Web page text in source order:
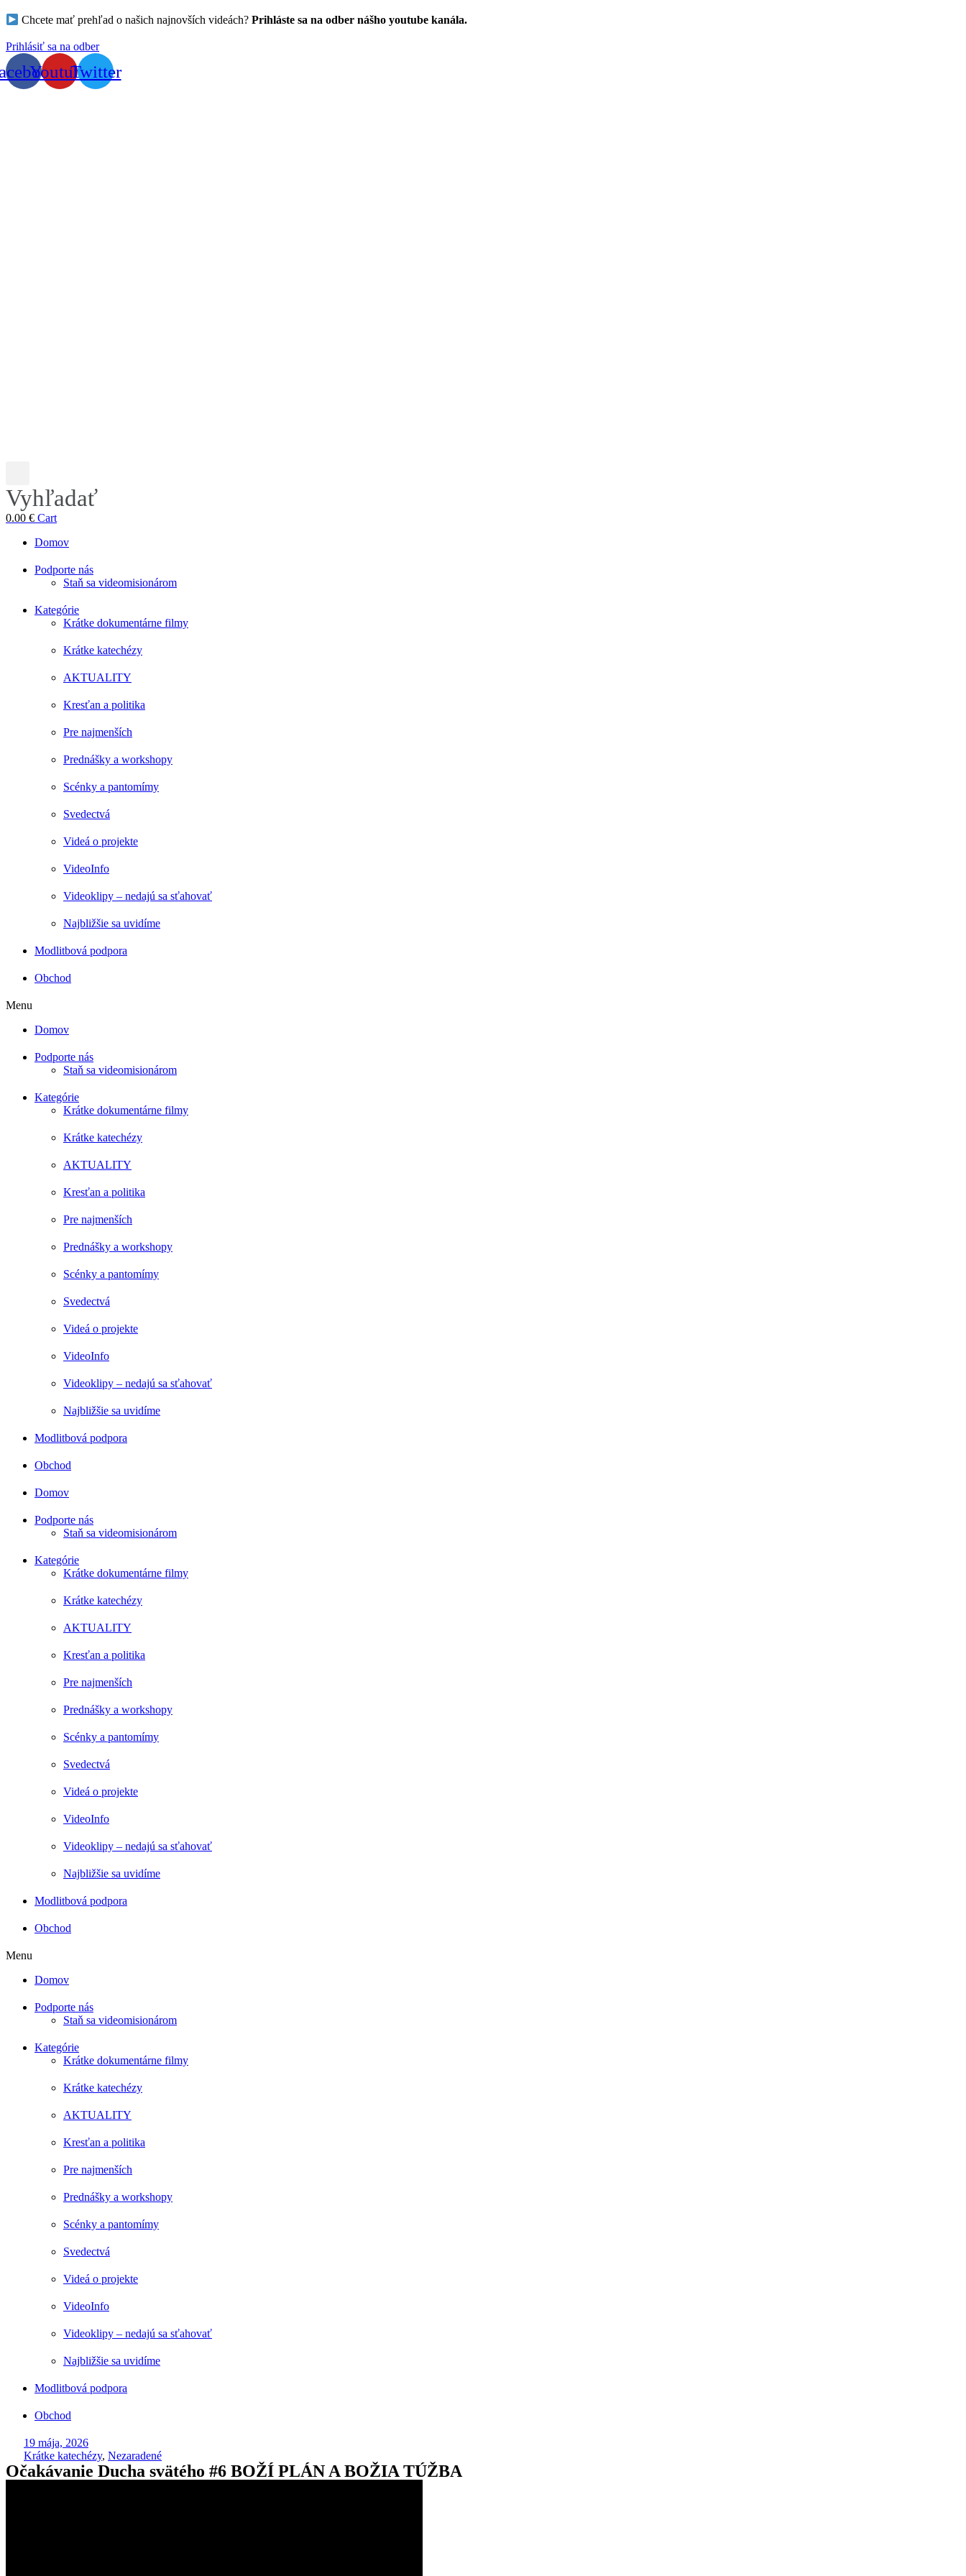
Chcete mať prehľad o našich najnovších videách? Prihláste sa na odber nášho youtube kanála.
Prihlásiť sa na odber
YoutubeTwitter
Vyhľadať
0.00 € Cart
Domov
Podporte nás
Staň sa videomisionárom
Kategórie
Krátke dokumentárne filmy
Krátke katechézy
AKTUALITY
Kresťan a politika
Pre najmenších
Prednášky a workshopy
Scénky a pantomímy
Svedectvá
Videá o projekte
VideoInfo
Videoklipy – nedajú sa sťahovať
Najbližšie sa uvidíme
Modlitbová podpora
Obchod
Menu
Domov
Podporte nás
Staň sa videomisionárom
Kategórie
Krátke dokumentárne filmy
Krátke katechézy
AKTUALITY
Kresťan a politika
Pre najmenších
Prednášky a workshopy
Scénky a pantomímy
Svedectvá
Videá o projekte
VideoInfo
Videoklipy – nedajú sa sťahovať
Najbližšie sa uvidíme
Modlitbová podpora
Obchod
Domov
Podporte nás
Staň sa videomisionárom
Kategórie
Krátke dokumentárne filmy
Krátke katechézy
AKTUALITY
Kresťan a politika
Pre najmenších
Prednášky a workshopy
Scénky a pantomímy
Svedectvá
Videá o projekte
VideoInfo
Videoklipy – nedajú sa sťahovať
Najbližšie sa uvidíme
Modlitbová podpora
Obchod
Menu
Domov
Podporte nás
Staň sa videomisionárom
Kategórie
Krátke dokumentárne filmy
Krátke katechézy
AKTUALITY
Kresťan a politika
Pre najmenších
Prednášky a workshopy
Scénky a pantomímy
Svedectvá
Videá o projekte
VideoInfo
Videoklipy – nedajú sa sťahovať
Najbližšie sa uvidíme
Modlitbová podpora
Obchod
19 mája, 2026
Krátke katechézy, Nezaradené
Očakávanie Ducha svätého #6 BOŽÍ PLÁN A BOŽIA TÚŽBA